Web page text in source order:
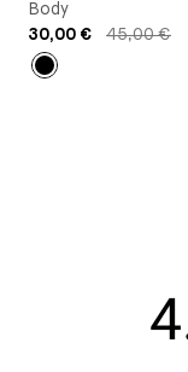
Body
30,00 €
45,00 €